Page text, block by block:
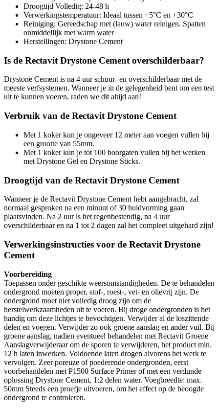
Droogtijd Volledig: 24-48 h
Verwerkingstemperatuur: Ideaal tussen +5°C en +30°C
Reiniging: Gereedschap met (lauw) water reinigen. Spatten
onmiddellijk met warm water
Herstellingen: Drystone Cement
Is de Rectavit Drystone Cement overschilderbaar?
Drystone Cement is na 4 uur schuur- en overschilderbaar met de
meeste verfsystemen. Wanneer je in de gelegenheid bent om een test
uit te kunnen voeren, raden we dit altijd aan!
Verbruik van de Rectavit Drystone Cement
Met 1 koker kun je ongeveer 12 meter aan voegen vullen bij
een grootte van 55mm.
Met 1 koker kun je tot 100 boorgaten vullen bij het werken
met Drystone Gel en Drystone Sticks.
Droogtijd van de Rectavit Drystone Cement
Wanneer je de Rectavit Drystone Cement hebt aangebracht, zal
normaal gesproken na een minuut of 30 huidvorming gaan
plaatsvinden. Na 2 uur is het regenbestendig, na 4 uur
overschilderbaar en na 1 tot 2 dagen zal het compleet uitgehard zijn!
Verwerkingsinstructies voor de Rectavit Drystone
Cement
Voorbereiding
Toepassen onder geschikte weersomstandigheden. De te behandelen
ondergrond moeten proper, stof-, roest-, vet- en olievrij zijn. De
ondergrond moet niet volledig droog zijn om de
herstelwerkzaamheden uit te voeren. Bij droge ondergronden is het
handig om deze lichtjes te bevochtigen. Verwijder al de loszittende
delen en voegen. Verwijder zo ook groene aanslag en ander vuil. Bij
groene aanslag, nadien eventueel behandelen met Rectavit Groene
Aanslagverwijderaar om de sporen te verwijderen, het product min.
12 h laten inwerken. Voldoende laten drogen alvorens het werk te
vervolgen. Zeer poreuze of poederende ondergronden, eerst
voorbehandelen met P1500 Surface Primer of met een verdunde
oplossing Drystone Cement, 1:2 delen water. Voegbreedte: max.
50mm Steeds een proefje uitvoeren, om het effect op de beoogde
ondergrond te controleren.